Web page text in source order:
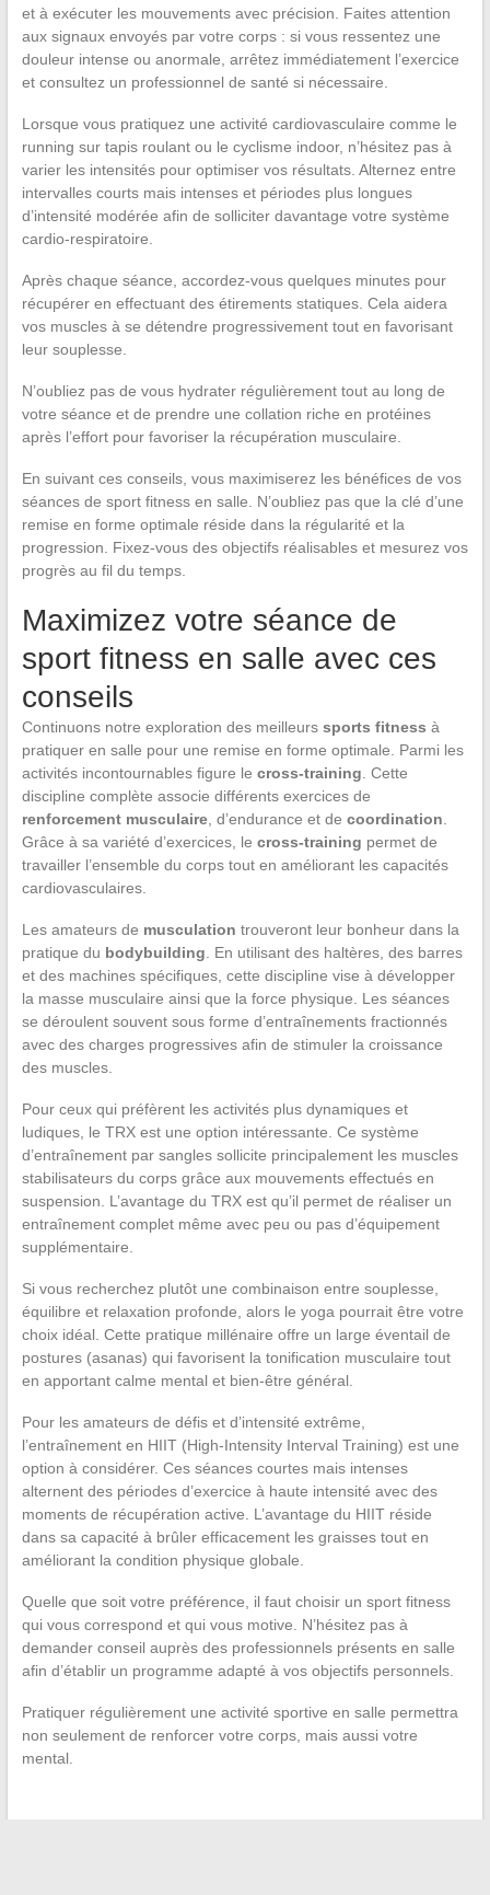
et à exécuter les mouvements avec précision. Faites attention
aux signaux envoyés par votre corps : si vous ressentez une
douleur intense ou anormale, arrêtez immédiatement l’exercice
et consultez un professionnel de santé si nécessaire.
Lorsque vous pratiquez une activité cardiovasculaire comme le
running sur tapis roulant ou le cyclisme indoor, n’hésitez pas à
varier les intensités pour optimiser vos résultats. Alternez entre
intervalles courts mais intenses et périodes plus longues
d’intensité modérée afin de solliciter davantage votre système
cardio-respiratoire.
Après chaque séance, accordez-vous quelques minutes pour
récupérer en effectuant des étirements statiques. Cela aidera
vos muscles à se détendre progressivement tout en favorisant
leur souplesse.
N’oubliez pas de vous hydrater régulièrement tout au long de
votre séance et de prendre une collation riche en protéines
après l’effort pour favoriser la récupération musculaire.
En suivant ces conseils, vous maximiserez les bénéfices de vos
séances de sport fitness en salle. N’oubliez pas que la clé d’une
remise en forme optimale réside dans la régularité et la
progression. Fixez-vous des objectifs réalisables et mesurez vos
progrès au fil du temps.
Maximizez votre séance de
sport fitness en salle avec ces
conseils
Continuons notre exploration des meilleurs sports fitness à
pratiquer en salle pour une remise en forme optimale. Parmi les
activités incontournables figure le cross-training . Cette
discipline complète associe différents exercices de
renforcement musculaire, d’endurance et de coordination
Grâce à sa variété d’exercices, le cross-training permet de
travailler l’ensemble du corps tout en améliorant les capacités
cardiovasculaires.
Les amateurs de musculation trouveront leur bonheur dans la
pratique du bodybuilding . En utilisant des haltères, des barres
et des machines spécifiques, cette discipline vise à développer
la masse musculaire ainsi que la force physique. Les séances
se déroulent souvent sous forme d’entraînements fractionnés
avec des charges progressives afin de stimuler la croissance
des muscles.
Pour ceux qui préfèrent les activités plus dynamiques et
ludiques, le TRX est une option intéressante. Ce système
d’entraînement par sangles sollicite principalement les muscles
stabilisateurs du corps grâce aux mouvements effectués en
suspension. L’avantage du TRX est qu’il permet de réaliser un
entraînement complet même avec peu ou pas d’équipement
supplémentaire.
Si vous recherchez plutôt une combinaison entre souplesse,
équilibre et relaxation profonde, alors le yoga pourrait être votre
choix idéal. Cette pratique millénaire offre un large éventail de
postures (asanas) qui favorisent la tonification musculaire tout
en apportant calme mental et bien-être général.
Pour les amateurs de défis et d’intensité extrême,
l’entraînement en HIIT (High-Intensity Interval Training) est une
option à considérer. Ces séances courtes mais intenses
alternent des périodes d’exercice à haute intensité avec des
moments de récupération active. L’avantage du HIIT réside
dans sa capacité à brûler efficacement les graisses tout en
améliorant la condition physique globale.
Quelle que soit votre préférence, il faut choisir un sport fitness
qui vous correspond et qui vous motive. N’hésitez pas à
demander conseil auprès des professionnels présents en salle
afin d’établir un programme adapté à vos objectifs personnels.
Pratiquer régulièrement une activité sportive en salle permettra
non seulement de renforcer votre corps, mais aussi votre
mental.